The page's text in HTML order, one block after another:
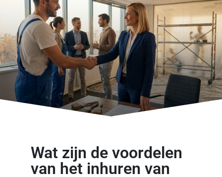
Wat zijn de voordelen
van het inhuren van